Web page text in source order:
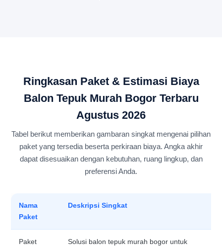
Ringkasan Paket & Estimasi Biaya
Balon Tepuk Murah Bogor Terbaru
Agustus 2026
Tabel berikut memberikan gambaran singkat mengenai pilihan
paket yang tersedia beserta perkiraan biaya. Angka akhir
dapat disesuaikan dengan kebutuhan, ruang lingkup, dan
preferensi Anda.
Nama
Paket
Deskripsi Singkat
Paket
Solusi balon tepuk murah bogor untuk